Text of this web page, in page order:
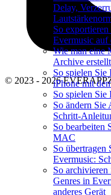
Delay,
So
Evermusic auf
Wie man eine
Archive erstellt
So spielen
iPhone mit
So spielen
So ändern
Schritt-
So bearbeiten
MAC
So
Evermusic:
So
Genres in
anderes Gerät
© 2023 - 2026